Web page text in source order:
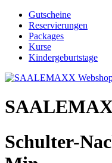
Gutscheine
Reservierungen
Packages
Kurse
Kindergeburtstage
Schulter-